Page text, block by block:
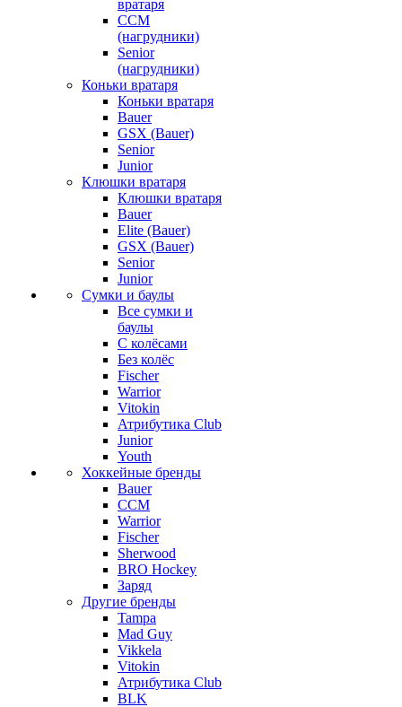
вратаря
CCM
(нагрудники)
Senior
(нагрудники)
Коньки вратаря
Коньки вратаря
Bauer
GSX (Bauer)
Senior
Junior
Клюшки вратаря
Клюшки вратаря
Bauer
Elite (Bauer)
GSX (Bauer)
Senior
Junior
Сумки и баулы
Все сумки и
баулы
С колёсами
Без колёс
Fischer
Warrior
Vitokin
Атрибутика Club
Junior
Youth
Хоккейные бренды
Bauer
CCM
Warrior
Fischer
Sherwood
BRO Hockey
Заряд
Другие бренды
Tampa
Mad Guy
Vikkela
Vitokin
Атрибутика Club
BLK